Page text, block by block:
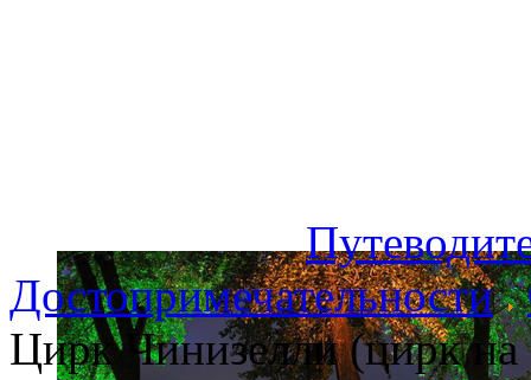
Достопримечательности
Цирк Чинизелли (цирк